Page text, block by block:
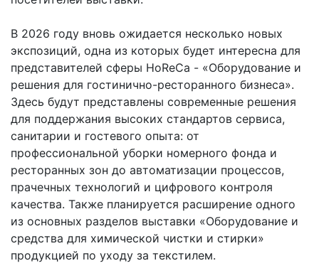
В 2026 году вновь ожидается несколько новых
экспозиций, одна из которых будет интересна для
представителей сферы HoReCa - «Оборудование и
решения для гостинично-ресторанного бизнеса».
Здесь будут представлены современные решения
для поддержания высоких стандартов сервиса,
санитарии и гостевого опыта: от
профессиональной уборки номерного фонда и
ресторанных зон до автоматизации процессов,
прачечных технологий и цифрового контроля
качества. Также планируется расширение одного
из основных разделов выставки «Оборудование и
средства для химической чистки и стирки»
продукцией по уходу за текстилем.